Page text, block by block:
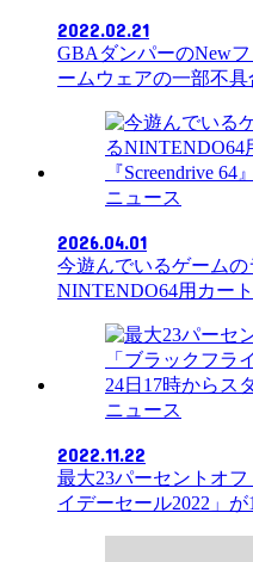
2022.02.21
GBAダンパーのNew
ームウェアの一部不具
ニュース
2026.04.01
今遊んでいるゲーム
NINTENDO64用カート
ニュース
2022.11.22
最大23パーセントオ
イデーセール2022」